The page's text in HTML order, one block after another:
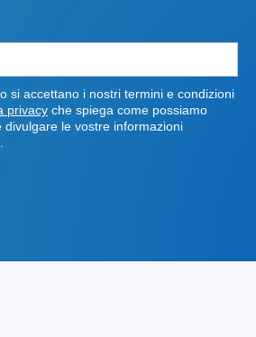
si accettano i nostri termini e condizioni
privacy che spiega come possiamo
divulgare le vostre informazioni